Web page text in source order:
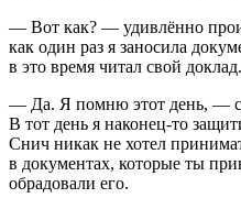
— Вот как? — удивлённо
как один раз я заносила
в это время читал свой доклад.
— Да. Я помню этот день, —
В тот день я наконец-то
Снич никак не хотел
в документах, которые ты
обрадовали его.